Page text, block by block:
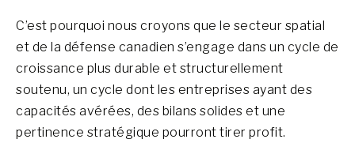
C’est pourquoi nous croyons que le secteur spatial
et de la défense canadien s’engage dans un cycle de
croissance plus durable et structurellement
soutenu, un cycle dont les entreprises ayant des
capacités avérées, des bilans solides et une
pertinence stratégique pourront tirer profit.